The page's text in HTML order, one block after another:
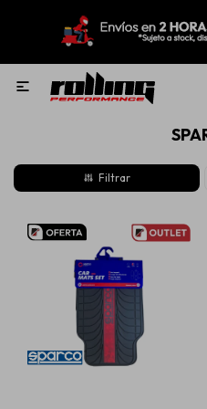

Nuevo!
Lubricantes
Aditivos